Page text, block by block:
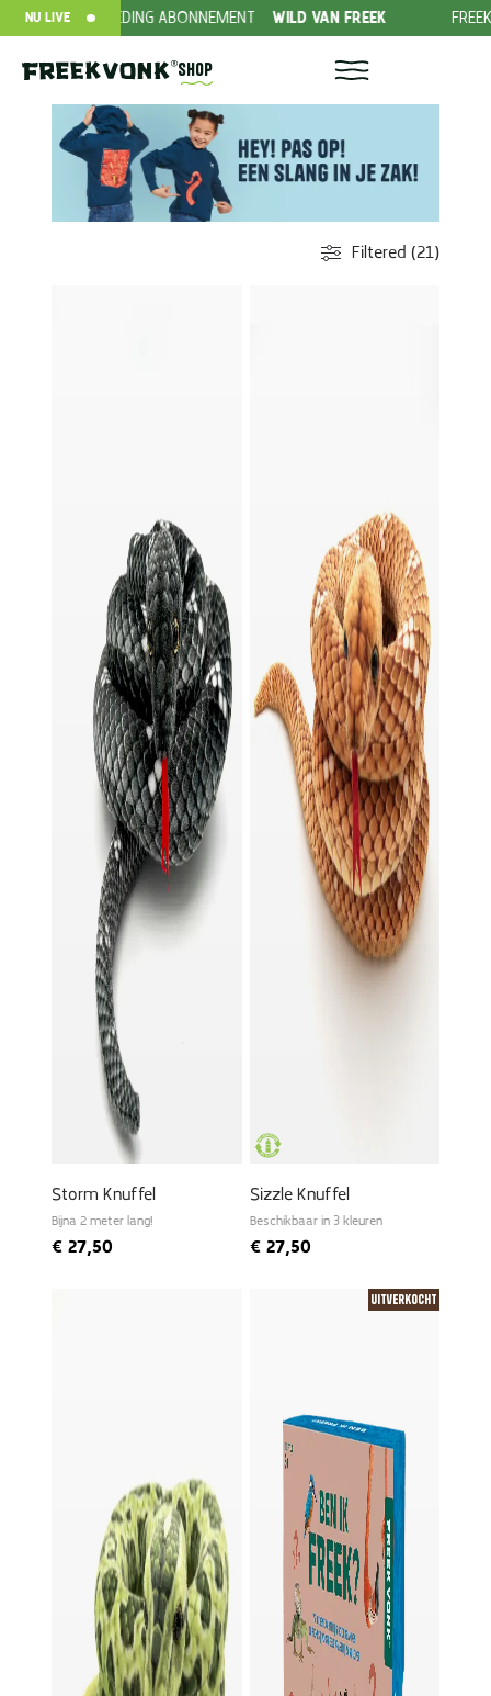
ABONNEMENT WILD VAN FREEK FREEK VONK LIVE
NU LIVE
Shop
Filtered (21)
Storm Knuffel
Bijna 2 meter lang!
€ 27,50
Sizzle Knuffel
Beschikbaar in 3 kleuren
€27,50
Uitverkocht